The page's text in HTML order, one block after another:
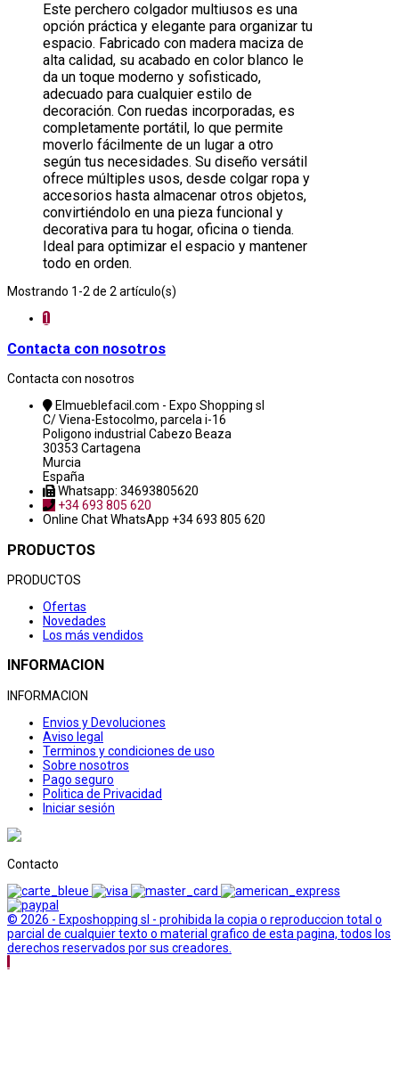
Este perchero colgador multiusos es una
opción práctica y elegante para organizar tu
espacio. Fabricado con madera maciza de
alta calidad, su acabado en color blanco le
da un toque moderno y sofisticado,
adecuado para cualquier estilo de
decoración. Con ruedas incorporadas, es
completamente portátil, lo que permite
moverlo fácilmente de un lugar a otro
según tus necesidades. Su diseño versátil
ofrece múltiples usos, desde colgar ropa y
accesorios hasta almacenar otros objetos,
convirtiéndolo en una pieza funcional y
decorativa para tu hogar, oficina o tienda.
Ideal para optimizar el espacio y mantener
todo en orden.
Mostrando 1-2 de 2 artículo(s)
1
Contacta con nosotros
Contacta con nosotros
Elmueblefacil.com - Expo Shopping sl
C/ Viena-Estocolmo, parcela i-16
Poligono industrial Cabezo Beaza
30353 Cartagena
Murcia
España
Whatsapp: 34693805620
+34 693 805 620
Online ChatWhatsApp +34 693 805 620
PRODUCTOS
PRODUCTOS
Ofertas
Novedades
Los más vendidos
INFORMACION
INFORMACION
Envios y Devoluciones
Aviso legal
Terminos y condiciones de uso
Sobre nosotros
Pago seguro
Politica de Privacidad
Iniciar sesión
Contacto
© 2026 - Exposhopping sl - prohibida la copia o reproduccion total o
parcial de cualquier texto o material grafico de esta pagina, todos los
derechos reservados por sus creadores.